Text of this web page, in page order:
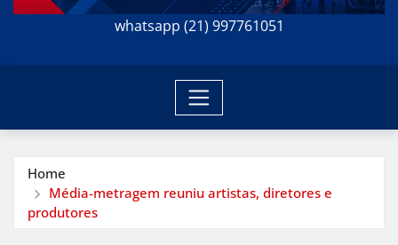
whatsapp (21) 997761051
Home
Média-metragem reuniu artistas, diretores e
produtores